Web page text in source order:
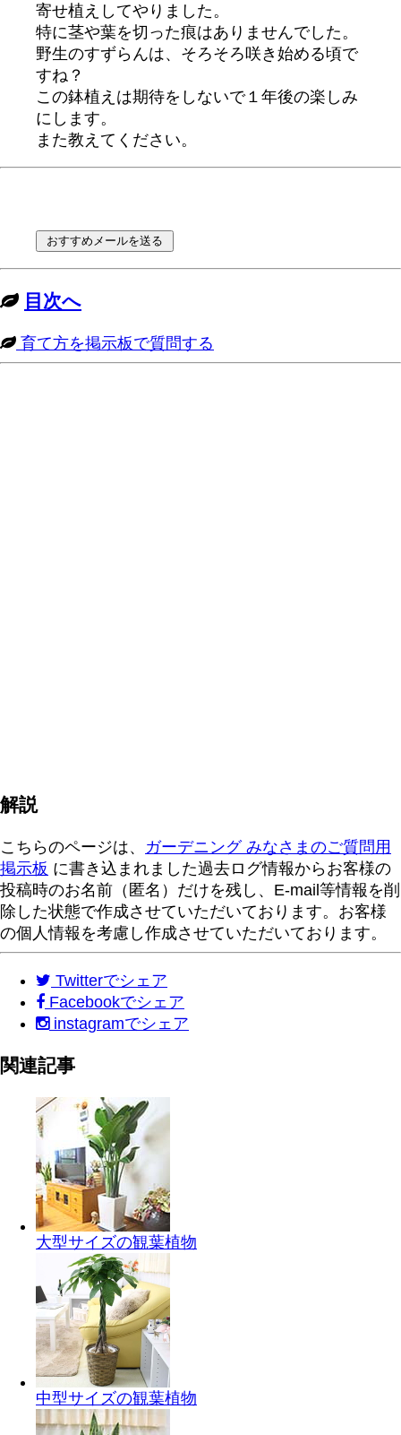
寄せ植えしてやりました。
特に茎や葉を切った痕はありませんでした。
野生のすずらんは、そろそろ咲き始める頃で
すね？
この鉢植えは期待をしないで１年後の楽しみ
にします。
また教えてください。
目次へ
育て方を掲示板で質問する
解説
こちらのページは、 ガーデニング みなさまのご質問用
掲示板 に書き込まれました過去ログ情報からお客様の
投稿時のお名前（匿名）だけを残し、E-mail等情報を削
除した状態で作成させていただいております。お客様
の個人情報を考慮し作成させていただいております。
Twitterでシェア
Facebookでシェア
instagramでシェア
関連記事
大型サイズの観葉植物
中型サイズの観葉植物